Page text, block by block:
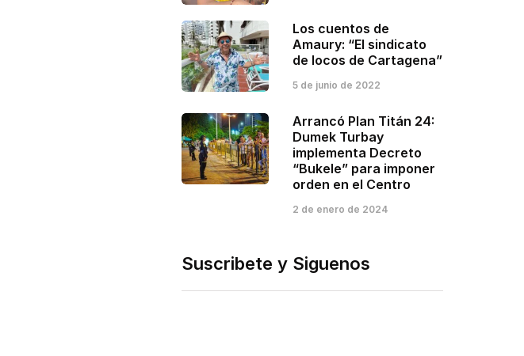
Los cuentos de
Amaury: “El sindicato
de locos de Cartagena”
5 de junio de 2022
Arrancó Plan Titán 24:
Dumek Turbay
implementa Decreto
“Bukele” para imponer
orden en el Centro
2 de enero de 2024
Suscribete y Siguenos